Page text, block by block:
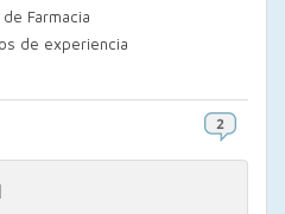
Farmacia
de experiencia